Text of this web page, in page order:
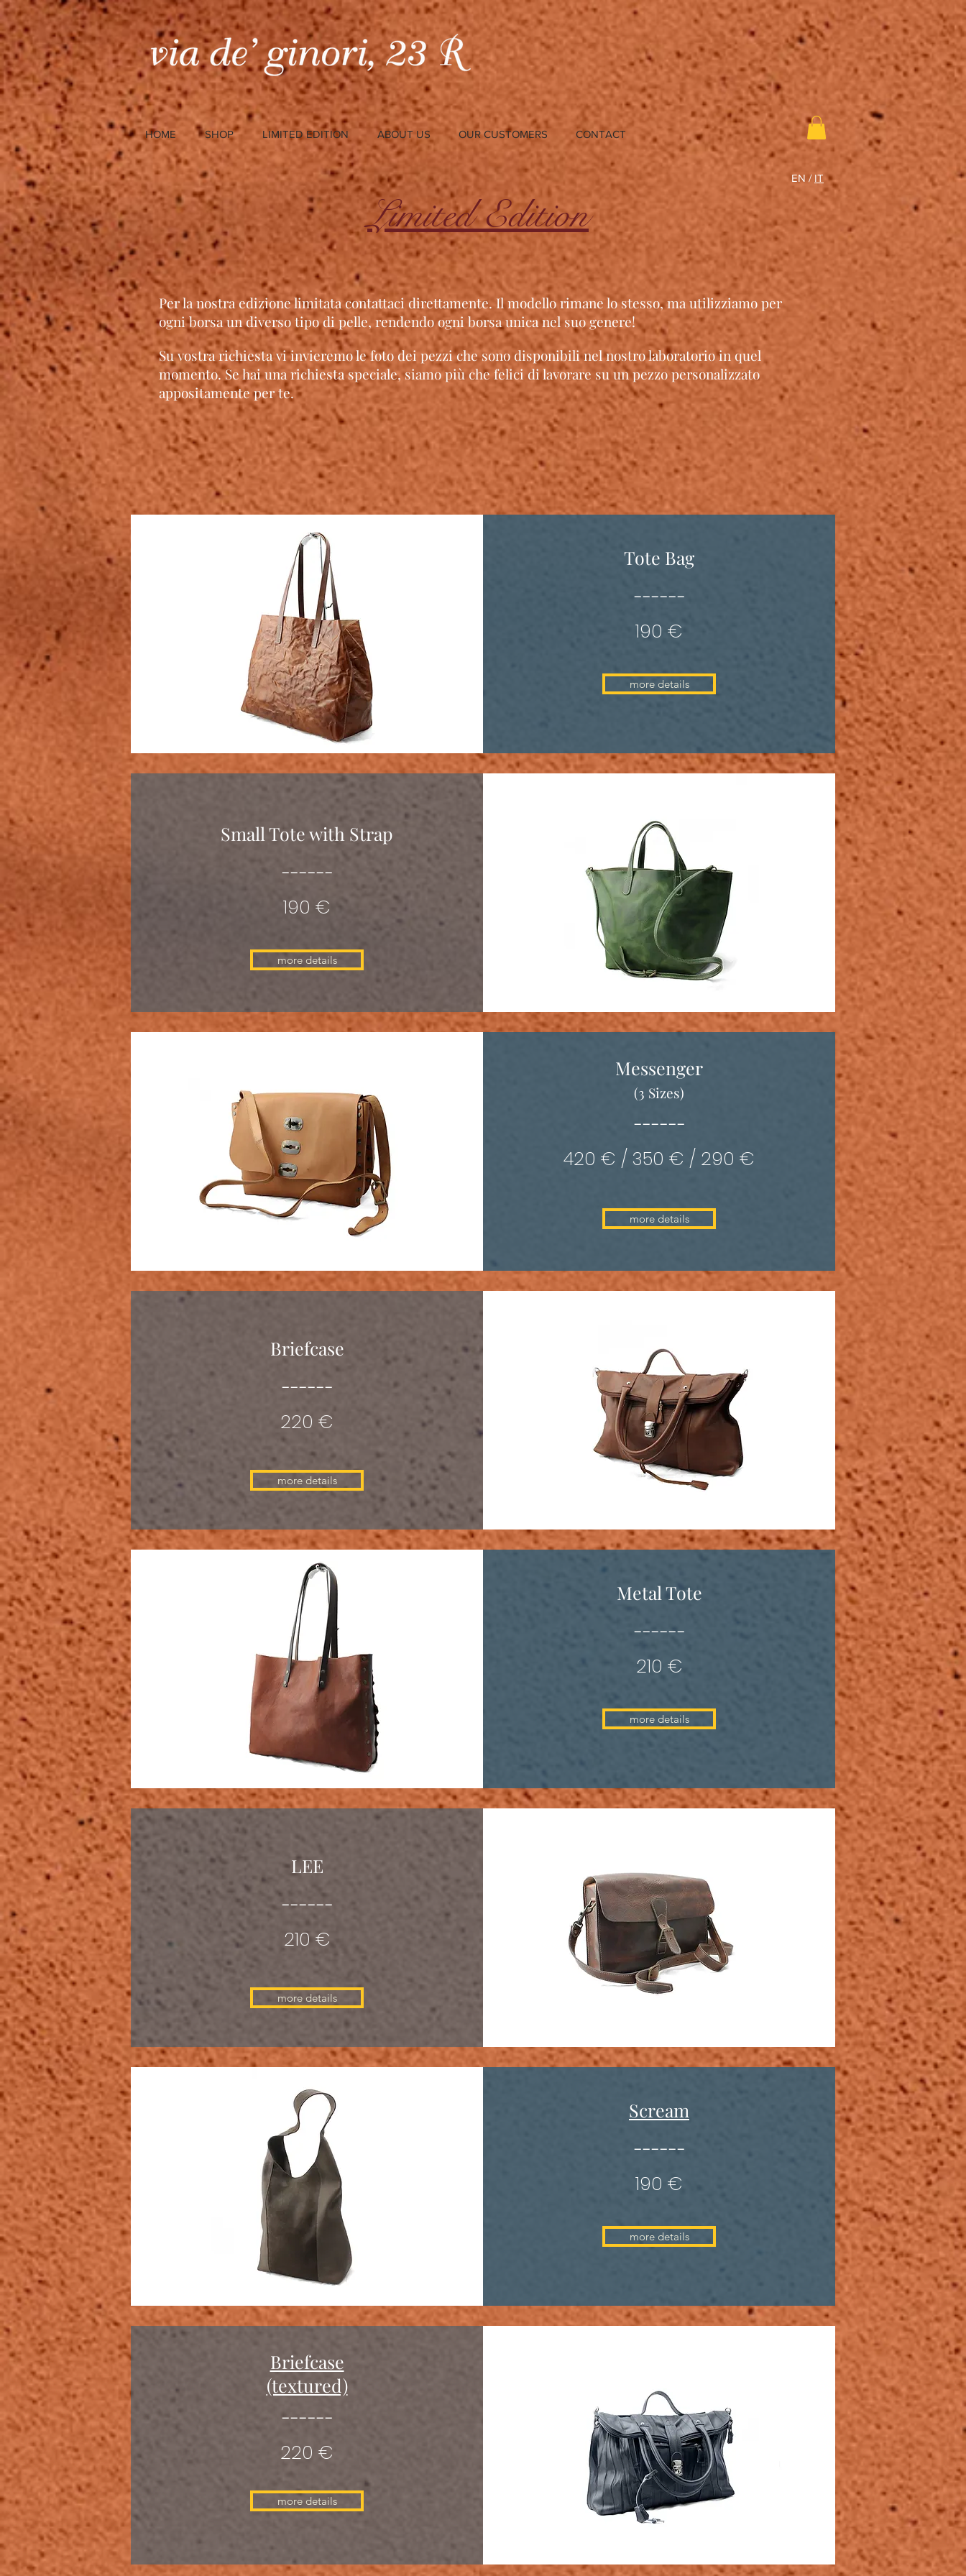
HOME SHOP LIMITED EDITION ABOUT US OUR CUSTOMERS CONTACT
EN / IT
Limited Edition
Per la nostra edizione limitata contattaci direttamente. Il modello rimane lo stesso, ma utilizziamo per
ogni borsa un diverso tipo di pelle, rendendo ogni borsa unica nel suo genere!
Su vostra richiesta vi invieremo le foto dei pezzi che sono disponibili nel nostro laboratorio in quel
momento. Se hai una richiesta speciale, siamo più che felici di lavorare su un pezzo personalizzato
appositamente per te.
Tote Bag
------
190 €
more details
Small Tote with Strap
------
190 €
more details
Messenger
(3 Sizes)
------
420 € / 350 € / 290 €
more details
Briefcase
------
220 €
more details
Metal Tote
------
210 €
more details
LEE
------
210 €
more details
Scream
------
190 €
more details
Briefcase
(textured)
------
220 €
more details